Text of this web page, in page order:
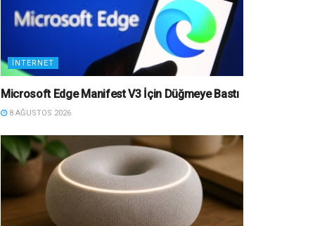
İNTERNET
Microsoft Edge Manifest V3 İçin Düğmeye Bastı
8 AĞUSTOS 2026